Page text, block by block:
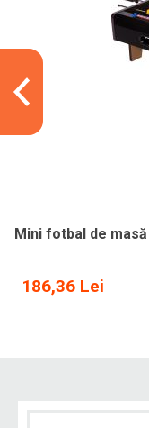
Mini fotbal de
186,36 Lei